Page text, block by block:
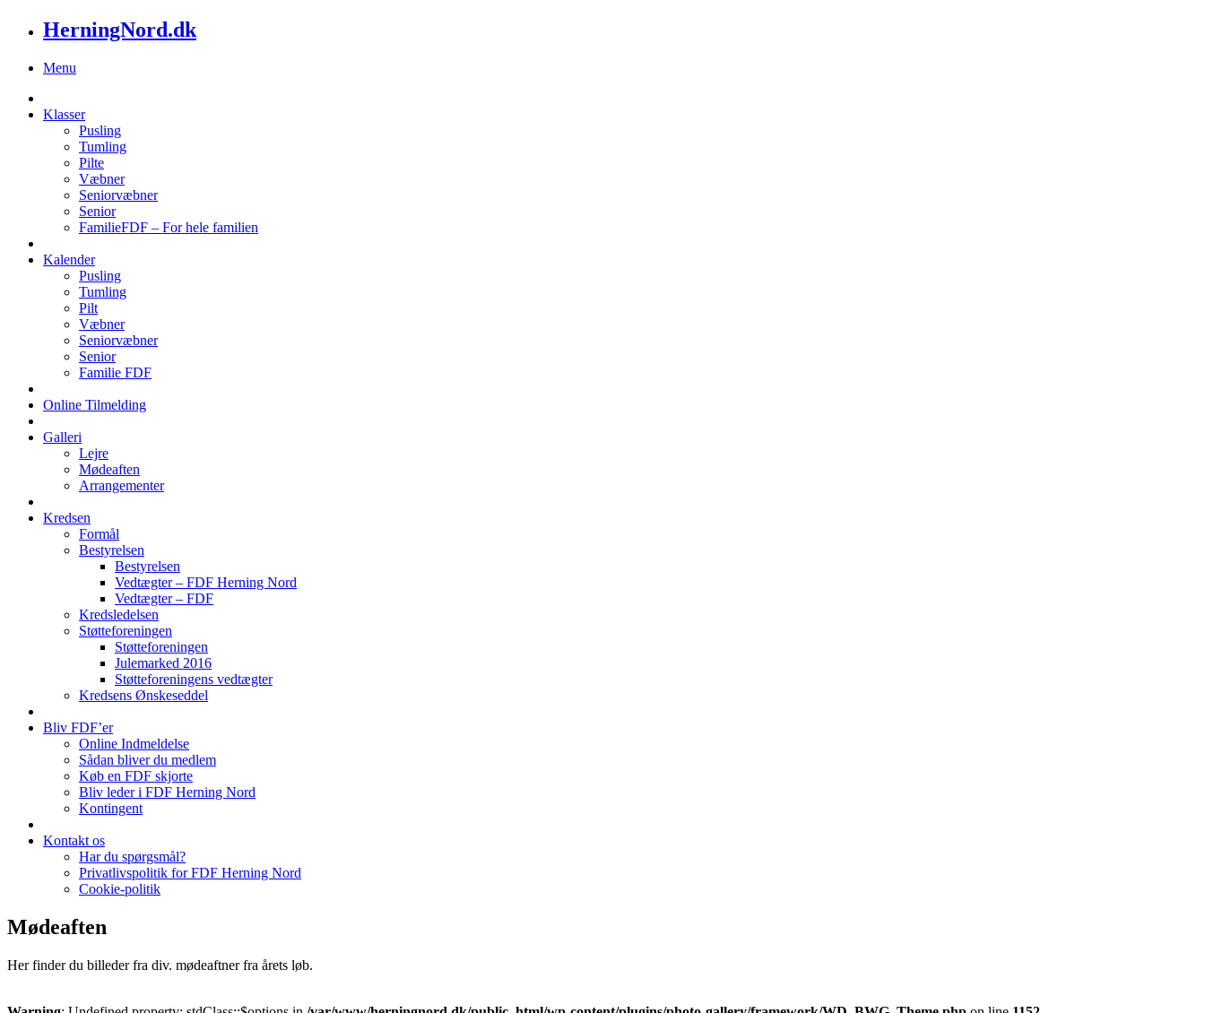
HerningNord.dk
Menu
Klasser
Pusling
Tumling
Pilte
Væbner
Seniorvæbner
Senior
FamilieFDF – For hele familien
Kalender
Pusling
Tumling
Pilt
Væbner
Seniorvæbner
Senior
Familie FDF
Online Tilmelding
Galleri
Lejre
Mødeaften
Arrangementer
Kredsen
Formål
Bestyrelsen
Bestyrelsen
Vedtægter – FDF Herning Nord
Vedtægter – FDF
Kredsledelsen
Støtteforeningen
Støtteforeningen
Julemarked 2016
Støtteforeningens vedtægter
Kredsens Ønskeseddel
Bliv FDF’er
Online Indmeldelse
Sådan bliver du medlem
Køb en FDF skjorte
Bliv leder i FDF Herning Nord
Kontingent
Kontakt os
Har du spørgsmål?
Privatlivspolitik for FDF Herning Nord
Cookie-politik
Mødeaften
Her finder du billeder fra div. mødeaftner fra årets løb.